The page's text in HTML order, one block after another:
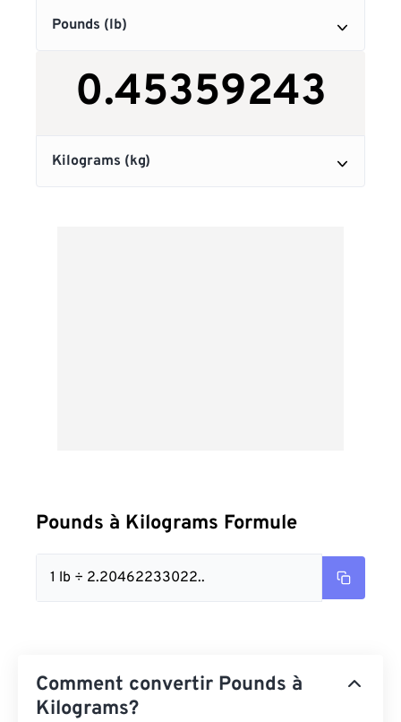
Pounds à Kilograms Formule
1 lb ÷ 2.20462233022..
Comment convertir Pounds à
Kilograms?